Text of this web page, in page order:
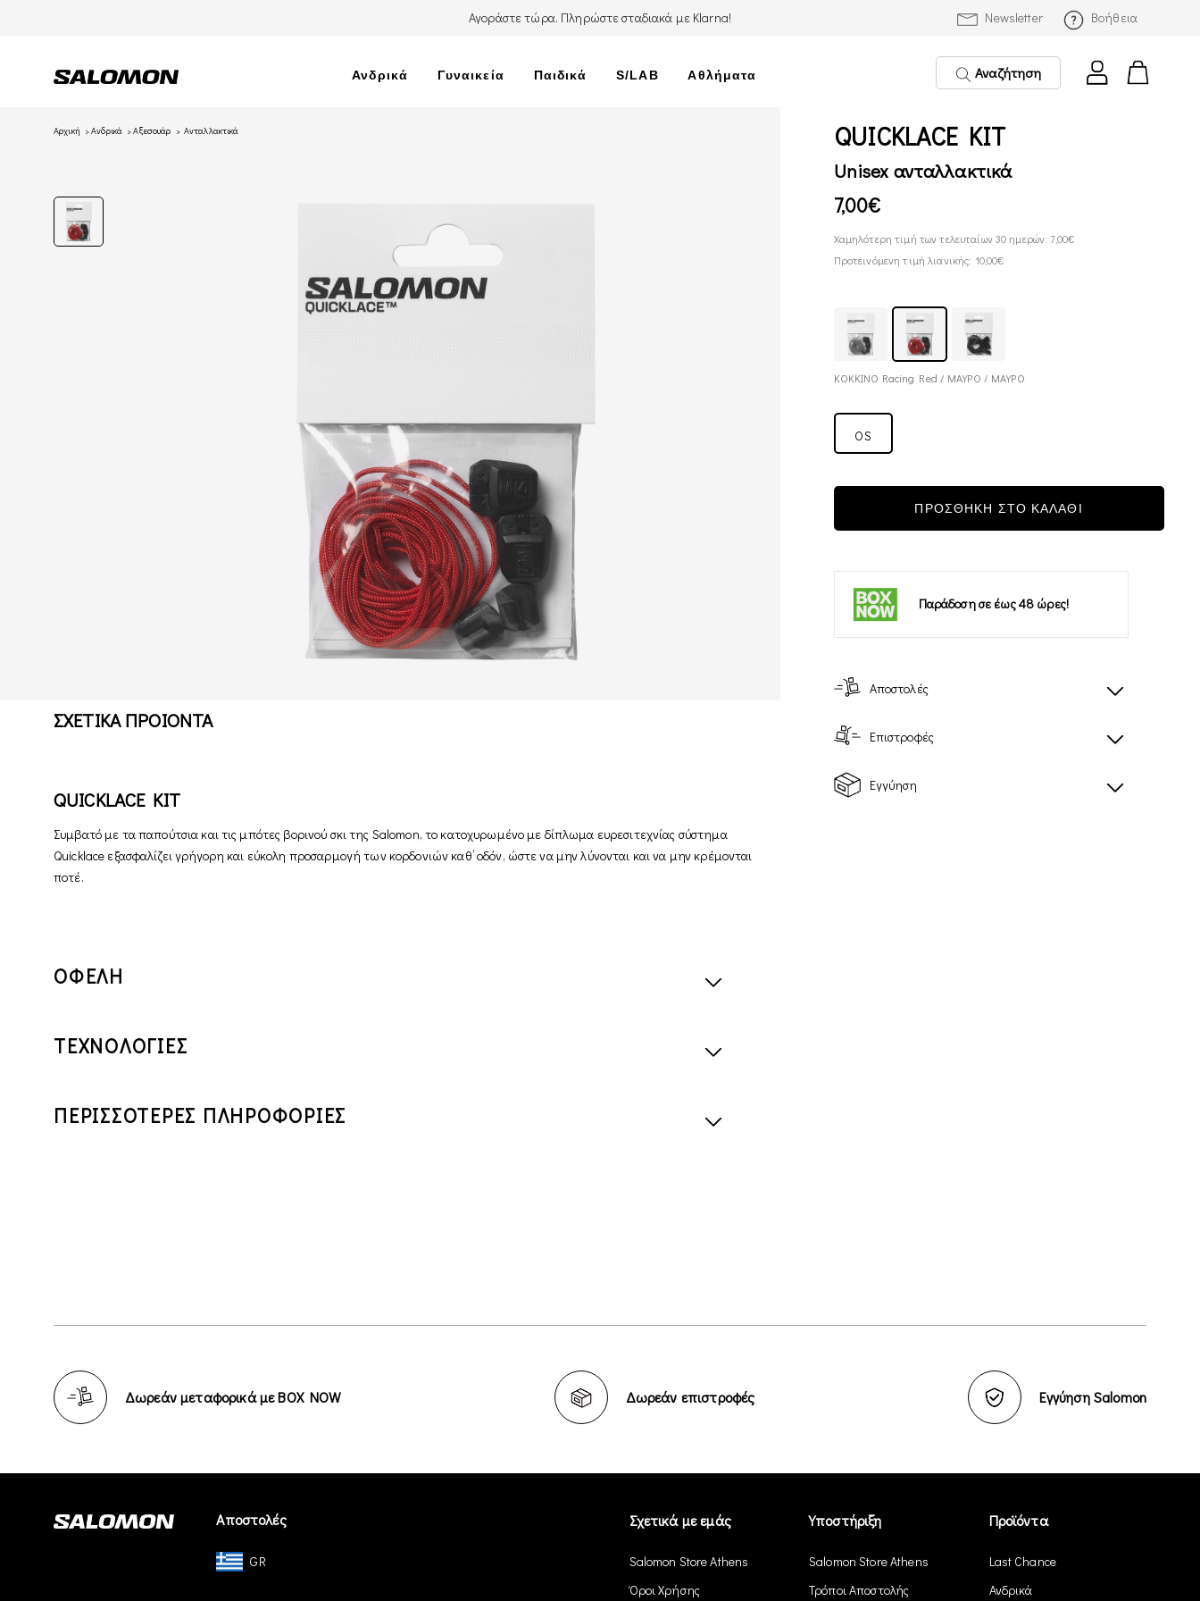
Newsletter Βοήθεια
Αγοράστε τώρα. Πληρώστε σταδιακά με Klarna!
Ανδρικά Γυναικεία Παιδικά S/LAB Αθλήματα Αναζήτηση
Αρχική Ανδρικά Αξεσουάρ Ανταλλακτικά QUICKLACE KIT
Unisex ανταλλακτικά
7,00€
Χαμηλότερη τιμή των τελευταίων 30 ημερών: 7,00€
Προτεινόμενη τιμή λιανικής: 10,00€
ΚΟΚΚΙΝΟ Racing Red / ΜΑΥΡΟ / ΜΑΥΡΟ
OS
ΠΡΟΣΘΗΚΗ ΣΤΟ ΚΑΛΑΘΙ
Παράδοση σε έως 48 ώρες!
Αποστολές
Επιστροφές
Εγγύηση
ΣΧΕΤΙΚΑ ΠΡΟΙΟΝΤΑ
QUICKLACE KIT
Συμβατό με τα παπούτσια και τις μπότες βορινού σκι της Salomon, το κατοχυρωμένο με δίπλωμα ευρεσιτεχνίας σύστημα
Quicklace εξασφαλίζει γρήγορη και εύκολη προσαρμογή των κορδονιών καθ’ οδόν, ώστε να μην λύνονται και να μην κρέμονται
ποτέ.
ΟΦΕΛΗ
ΤΕΧΝΟΛΟΓΙΕΣ
ΠΕΡΙΣΣΟΤΕΡΕΣ ΠΛΗΡΟΦΟΡΙΕΣ
Δωρεάν μεταφορικά με BOX NOW Δωρεάν επιστροφές Εγγύηση Salomon
Αποστολές
GR
Σχετικά με εμάς
Salomon Store Athens
Όροι Χρήσης
Υποστήριξη
Salomon Store Athens
Τρόποι Αποστολής
Προϊόντα
Last Chance
Ανδρικά